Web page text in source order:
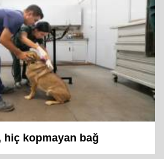
kopmayan bağ